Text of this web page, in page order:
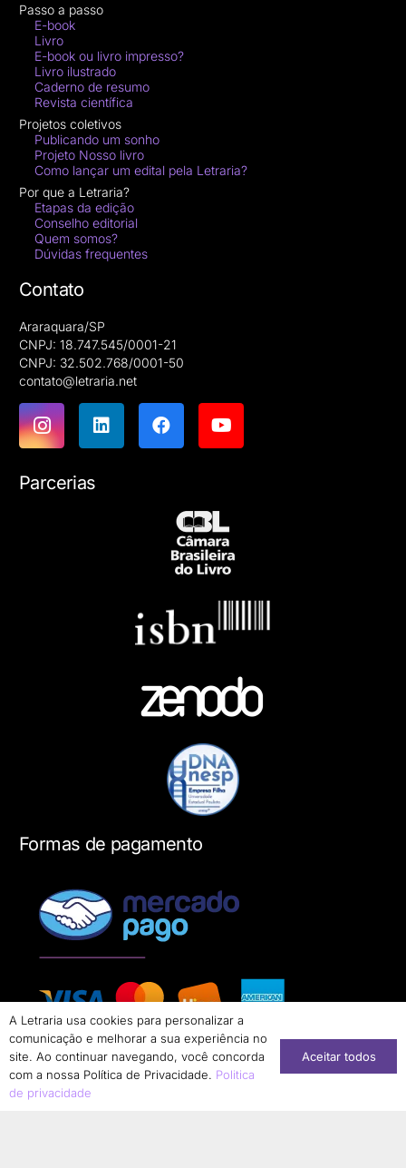
Passo a passo
E-book
Livro
E-book ou livro impresso?
Livro ilustrado
Caderno de resumo
Revista científica
Projetos coletivos
Publicando um sonho
Projeto Nosso livro
Como lançar um edital pela Letraria?
Por que a Letraria?
Etapas da edição
Conselho editorial
Quem somos?
Dúvidas frequentes
Contato
Araraquara/SP
CNPJ: 18.747.545/0001-21
CNPJ: 32.502.768/0001-50
contato@letraria.net
Parcerias
Formas de pagamento
A Letraria usa cookies para personalizar a
comunicação e melhorar a sua experiência no
site. Ao continuar navegando, você concorda
com a nossa Política de Privacidade. Politica
de privacidade
Aceitar todos